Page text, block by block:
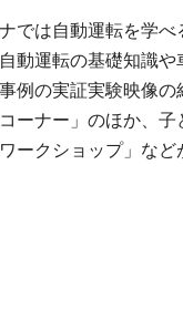
では自動運転を学べ
動運転の基礎知識や
例の実証実験映像の
ーナー」のほか、
ークショップ」など